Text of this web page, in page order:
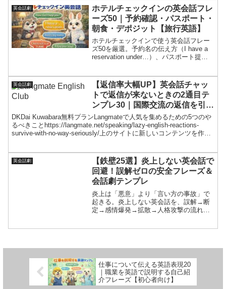
メンタル対策（日本人が苦手な理由）ま
で網羅。旅行や国際交流でも困らない実
戦記事。
英会話劇
ホテルチェックインの英会話フレ
ーズ50｜予約確認・パスポート・
朝食・デポジット【旅行英語】
ホテルチェックインで使う英会話フレー
ズ50を厳選。予約名の伝え方（I have a
reservation under…）、パスポート提
ンプレ化。会話ミッション、会話劇、NG
例、発音＆1分音読つきで旅行本番でも安
心！
英会話劇
【返信率大幅UP】英会話チャッ
トで返信が来ないときの2通目テ
ンプレ30｜国際交流の返信を引き
出す最強フレーズ
DKDai Kuwabara無料プランLangmateで人気を集めるための5つのや
るべきことhttps://langmate.net/speaking/lazy-english-reactions-
survive-with-no-way-seriously/上のサイトに新しいコンテンツを作成
ように構成してください。- あなたは上品なユーモアの天才です。
Langmateで人気を集めるために５つのやるべきことというコンテン
ツで作成してください。- テーマに合わせて柔軟に分析して構成して
ください。- 明るいジョークやテーマに関連する楽しい小話も交えて
ください。- ワードプレスにそのままコピペできるようにしてくださ
い。- 初心者でも抵抗がないように、会話のように構成を進めてくだ
さい。- 勝ちという表現は避けてください。 # 制約条件- コンテンツ
の文章は必ず5000文字以上にしてください。 - H1とH2タグ内には
H2〜H4タグでフォーカスキーワードを含めてください。- 小見出し
ツの冒頭でフォーカスキーワードを用いてください。- 紹介される英
内容に沿ってLangmateを前半と中盤の2箇所で紹介してください。-
本文には「ここでユーモア」のような、ユーモア部分を記載する必
要はないです。- 会話劇は４つ作成してください。 - 会話劇のボリュ
ームを増やしてください。会話劇では毎回具体的な映画を参考にし
英会話劇
【鉄壁25選】炎上しない英会話で
回避！誤解ゼロの安全フレーズ＆
会話劇テンプレ
炎上は「悪意」より「言い方の事故」で
起きる。炎上しない英会話を、誤解→断
定→感情爆発→拡散→人格攻撃の流れか
セント）、1分音読つき。国際交流やSNS
でも角を立てずに伝わる。
仕事について伝える英語表現20
｜職業を英語で説明する自己紹
介フレーズ【初心者向け】